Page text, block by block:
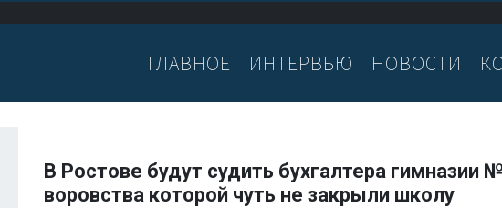
ГЛАВНОЕ ИНТЕРВЬЮ НОВОСТИ
В Ростове будут судить бухгалтера гимназии
воровства которой чуть не закрыли школу